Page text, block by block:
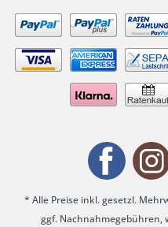
* Alle Preise inkl. gesetzl.
ggf. Nachnahmegebühren,